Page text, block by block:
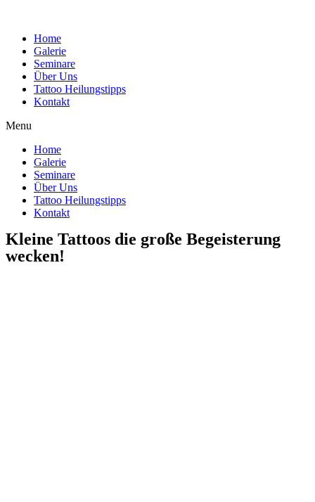
Home
Galerie
Seminare
Über Uns
Tattoo Heilungstipps
Kontakt
Menu
Home
Galerie
Seminare
Über Uns
Tattoo Heilungstipps
Kontakt
Kleine Tattoos die große Begeisterung
wecken!